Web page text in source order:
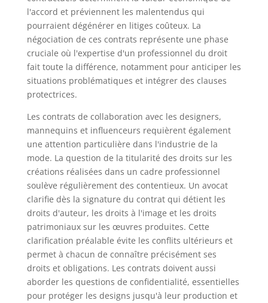
l'accord et préviennent les malentendus qui
pourraient dégénérer en litiges coûteux. La
négociation de ces contrats représente une phase
cruciale où l'expertise d'un professionnel du droit
fait toute la différence, notamment pour anticiper les
situations problématiques et intégrer des clauses
protectrices.
Les contrats de collaboration avec les designers,
mannequins et influenceurs requièrent également
une attention particulière dans l'industrie de la
mode. La question de la titularité des droits sur les
créations réalisées dans un cadre professionnel
soulève régulièrement des contentieux. Un avocat
clarifie dès la signature du contrat qui détient les
droits d'auteur, les droits à l'image et les droits
patrimoniaux sur les œuvres produites. Cette
clarification préalable évite les conflits ultérieurs et
permet à chacun de connaître précisément ses
droits et obligations. Les contrats doivent aussi
aborder les questions de confidentialité, essentielles
pour protéger les designs jusqu'à leur production et